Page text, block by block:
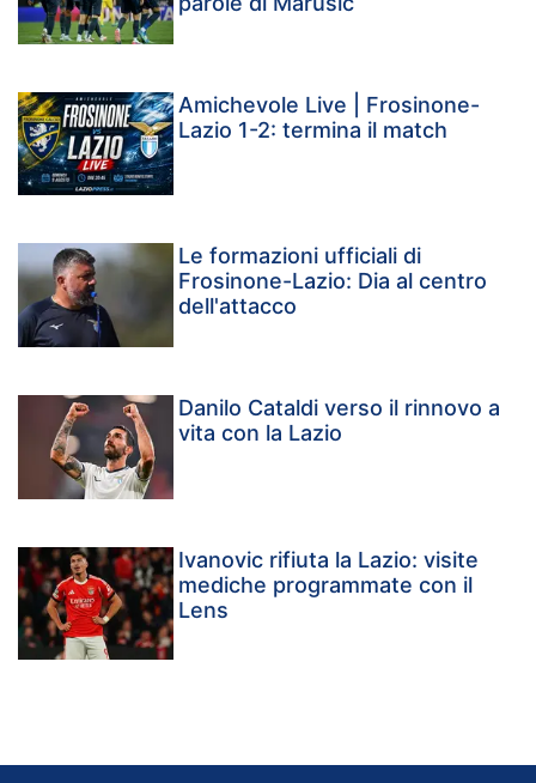
Amichevole Live | Frosinone-
Lazio 1-2: termina il match
Le formazioni ufficiali di
Frosinone-Lazio: Dia al centro
dell'attacco
Danilo Cataldi verso il rinnovo a
vita con la Lazio
Ivanovic rifiuta la Lazio: visite
mediche programmate con il
Lens